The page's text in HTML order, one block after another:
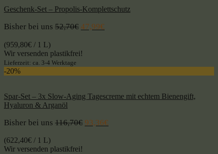
Geschenk-Set – Propolis-Komplettschutz
Bisher bei uns 52,70€ 47,99€
(959,80€ / 1 L)
Wir versenden plastikfrei!
Lieferzeit: ca. 3-4 Werktage
-20%
Spar-Set – 3x Slow-Aging Tagescreme mit echtem Bienengift,
Hyaluron & Arganöl
Bisher bei uns 116,70€ 93,36€
(622,40€ / 1 L)
Wir versenden plastikfrei!